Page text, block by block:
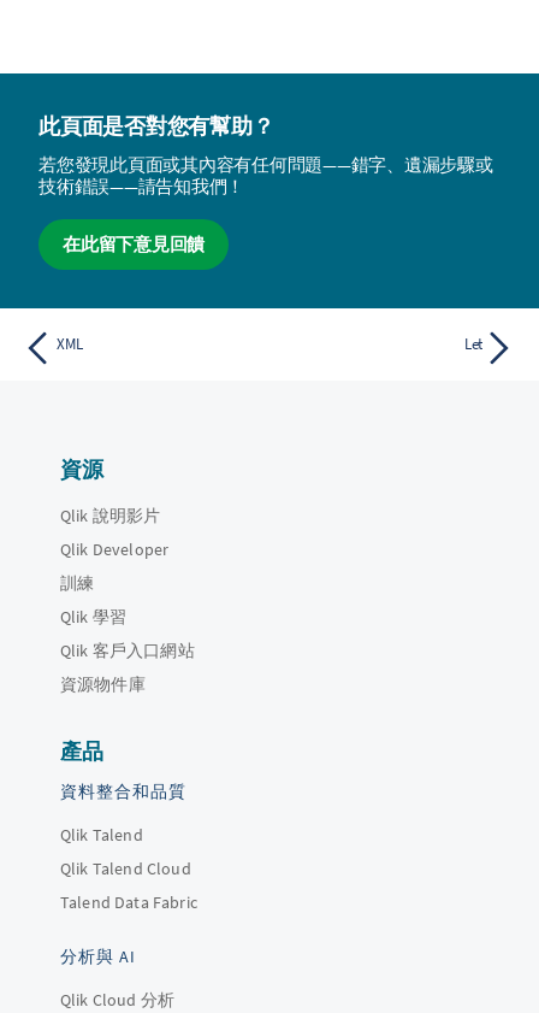
此頁面是否對您有幫助？
若您發現此頁面或其內容有任何問題——錯字、遺漏步驟或
技術錯誤——請告知我們！
在此留下意見回饋
XML Let
資源
Qlik 說明影片
Qlik Developer
訓練
Qlik 學習
Qlik 客戶入口網站
資源物件庫
產品
資料整合和品質
Qlik Talend
Qlik Talend Cloud
Talend Data Fabric
分析與 AI
Qlik Cloud 分析